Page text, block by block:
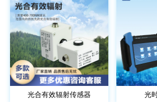
光合有效辐射传感器 光